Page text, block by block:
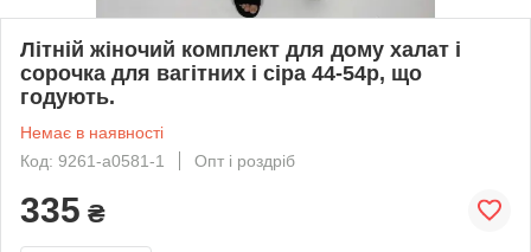
Літній жіночий комплект для дому халат і
сорочка для вагітних і сіра 44-54р, що
годують.
Немає в наявності
Код: 9261-а0581-1
Опт і роздріб
335 ₴